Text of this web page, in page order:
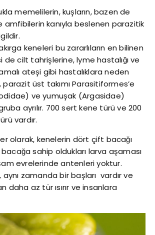
memelilerin, kuşların, bazen de
amfibilerin kanıyla beslenen parazitik
keneleri bu zararlıların en bilinen
de cilt tahrişlerine, lyme hastalığı ve
ateşi gibi hastalıklara neden
üst takımı Parasitiformes’e
ve yumuşak (Argasidae)
ayrılır. 700 sert kene türü ve 200
vardır.
olarak, kenelerin dört çift bacağı
sahip oldukları larva aşaması
evrelerinde antenleri yoktur.
zamanda bir başları vardır ve
daha az tür ısırır ve insanlara